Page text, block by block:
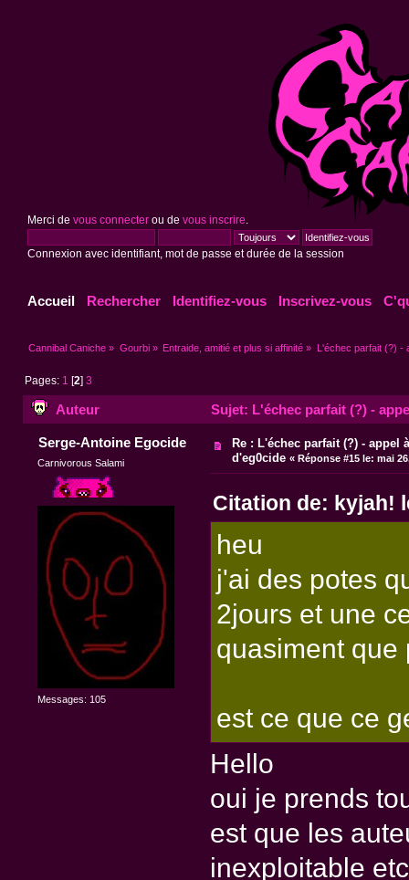
Merci de vous connecterou de vous inscrire
Connexion avec identifiant, mot de passe et durée de la session
Accueil Rechercher Identifiez-vous Inscrivez-vous
Cannibal Caniche » Gourbi» Entraide, amitié et plus si affinité » L'échec parfait (?) -
Pages: 1 [2]3
Auteur Sujet: L'échec parfait (?) -
Serge-Antoine Egocide
Carnivorous Salami
Messages: 105
Re : L'échec parfait (?) - appel
d'eg0cide «Réponse #15 le: mai
Citation de: kyjah!
heu
j'ai des potes
2jours et une
quasiment que
est ce que ce
Hello
oui je prends
est que les
inexploitable